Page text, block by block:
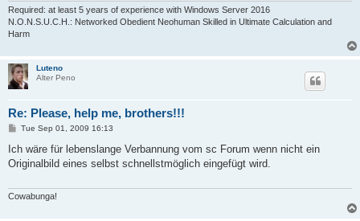
Required: at least 5 years of experience with Windows Server 2016
N.O.N.S.U.C.H.: Networked Obedient Neohuman Skilled in Ultimate Calculation and
Harm
Luteno
Alter Peno
Re: Please, help me, brothers!!!
P
s
Tue Sep 01, 2009 16:13
Ich wäre für lebenslange Verbannung vom sc Forum wenn nicht ein
Originalbild eines selbst schnellstmöglich eingefügt wird.
Cowabunga!